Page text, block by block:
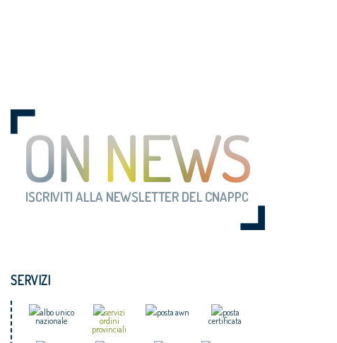
SERVIZI
albo unico
nazionale
servizi
ordini
provinciali
posta awn
posta
certificata